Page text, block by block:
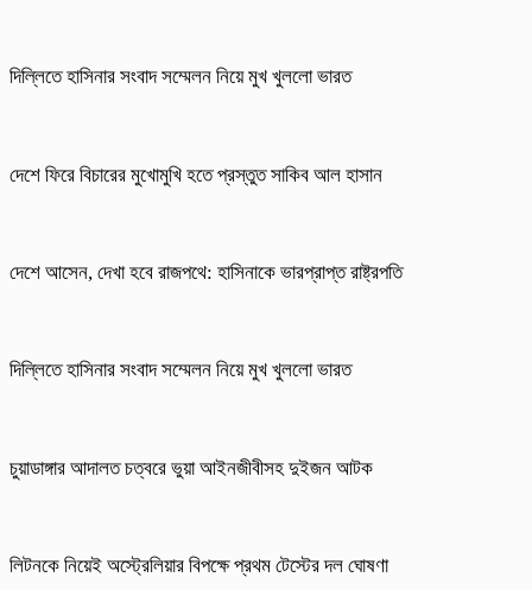
দিল্লিতে হাসিনার সংবাদ সম্মেলন নিয়ে মুখ খুললো ভারত
দেশে ফিরে বিচারের মুখোমুখি হতে প্রস্তুত সাকিব আল হাসান
দেশে আসেন, দেখা হবে রাজপথে: হাসিনাকে ভারপ্রাপ্ত রাষ্ট্রপতি
দিল্লিতে হাসিনার সংবাদ সম্মেলন নিয়ে মুখ খুললো ভারত
চুয়াডাঙ্গার আদালত চত্বরে ভুয়া আইনজীবীসহ দুইজন আটক
লিটনকে নিয়েই অস্ট্রেলিয়ার বিপক্ষে প্রথম টেস্টের দল ঘোষণা